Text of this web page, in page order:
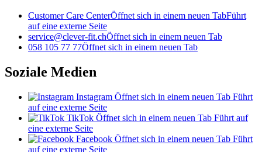
Customer Care CenterÖffnet sich in einem neuen TabFührt
auf eine externe Seite
service@clever-fit.chÖffnet sich in einem neuen Tab
058 105 77 77Öffnet sich in einem neuen Tab
Soziale Medien
Instagram Öffnet sich in einem neuen Tab Führt
auf eine externe Seite
TikTok Öffnet sich in einem neuen Tab Führt auf
eine externe Seite
Facebook Öffnet sich in einem neuen Tab Führt
auf eine externe Seite